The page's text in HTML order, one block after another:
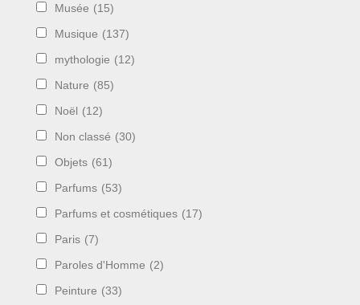
Musée (15)
Musique (137)
mythologie (12)
Nature (85)
Noël (12)
Non classé (30)
Objets (61)
Parfums (53)
Parfums et cosmétiques (17)
Paris (7)
Paroles d'Homme (2)
Peinture (33)